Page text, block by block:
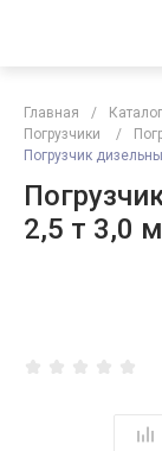
Главная /
Погрузчики
/
Погрузчик
2,5 т 3,0 м